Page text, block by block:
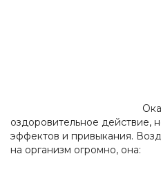
оздоровительное действие,
эффектов и привыкания.
на организм огромно, она: